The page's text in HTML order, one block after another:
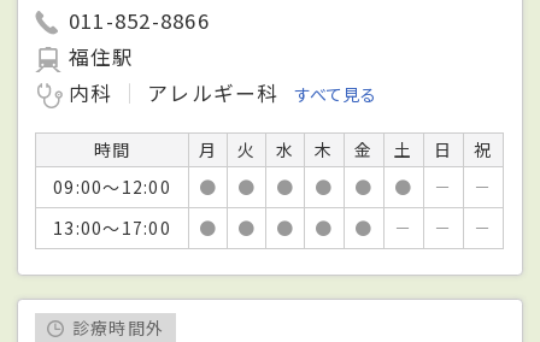
011-852-8866
福住駅
内科
アレルギー科 すべて見る
時間 月 火 水 木 金 土 日
祝
09:00～12:00
● ● ● ● ● ● －
－
13:00～17:00
● ● ● ● ● － － －
診療時間外